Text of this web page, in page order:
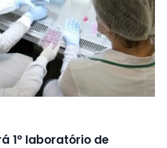
1º laboratório de